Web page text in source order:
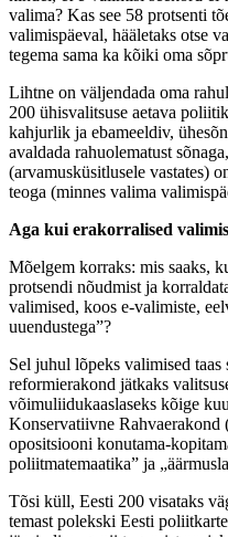
valima? Kas see 58 protsenti
valimispäeval, hääletaks otse
tegema sama ka kõiki oma
Lihtne on väljendada oma
200 ühisvalitsuse aetava
kahjurlik ja ebameeldiv,
avaldada rahuolematust
(arvamusküsitlusele vastates)
teoga (minnes valima
Aga kui erakorralised
Mõelgem korraks: mis saaks,
protsendi nõudmist ja
valimised, koos e-valimiste,
uuendustega”?
Sel juhul lõpeks valimised taas
reformierakond jätkaks
võimuliidukaaslaseks kõige
Konservatiivne Rahvaerakond
opositsiooni konutama-
poliitmatemaatika” ja
Tõsi küll, Eesti 200 visataks
temast polekski Eesti